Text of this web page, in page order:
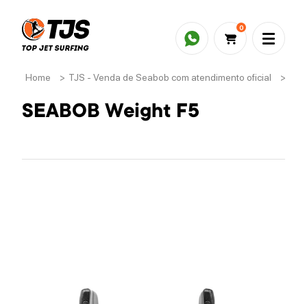
0
Home > TJS - Venda de Seabob com atendimento oficial >
SEABOB Weight F5